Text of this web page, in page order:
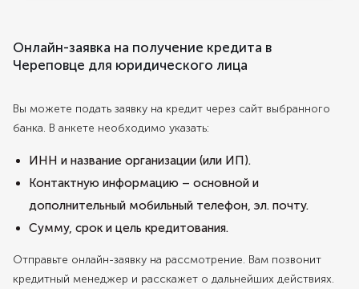
Онлайн-заявка на получение кредита в
Череповце для юридического лица
Вы можете подать заявку на кредит через сайт выбранного
банка. В анкете необходимо указать:
ИНН и название организации (или ИП).
Контактную информацию – основной и
дополнительный мобильный телефон, эл. почту.
Сумму, срок и цель кредитования.
Отправьте онлайн-заявку на рассмотрение. Вам позвонит
кредитный менеджер и расскажет о дальнейших действиях.